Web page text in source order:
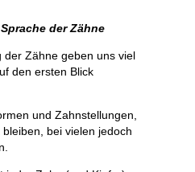
Sprache der Zähne
der Zähne geben uns viel
den ersten Blick
und Zahnstellungen,
bei vielen jedoch